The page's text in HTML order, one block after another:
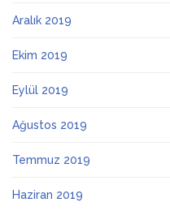
Aralık 2019
Ekim 2019
Eylül 2019
Ağustos 2019
Temmuz 2019
Haziran 2019